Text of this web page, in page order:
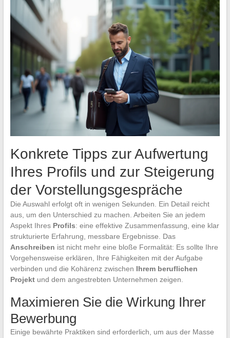
Konkrete Tipps zur Aufwertung
Ihres Profils und zur Steigerung
der Vorstellungsgespräche
Die Auswahl erfolgt oft in wenigen Sekunden. Ein Detail reicht
aus, um den Unterschied zu machen. Arbeiten Sie an jedem
Aspekt Ihres Profils: eine effektive Zusammenfassung, eine klar
strukturierte Erfahrung, messbare Ergebnisse. Das
Anschreiben ist nicht mehr eine bloße Formalität: Es sollte Ihre
Vorgehensweise erklären, Ihre Fähigkeiten mit der Aufgabe
verbinden und die Kohärenz zwischen Ihrem beruflichen
Projektund dem angestrebten Unternehmen zeigen.
Maximieren Sie die Wirkung Ihrer
Bewerbung
Einige bewährte Praktiken sind erforderlich, um aus der Masse